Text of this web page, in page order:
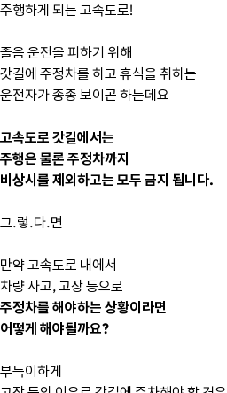
주행하게 되는 고속도로!
졸음 운전을 피하기 위해
갓길에 주정차를 하고 휴식을 취하는
운전자가 종종 보이곤 하는데요
고속도로 갓길에서는
주행은 물론 주정차까지
비상시를 제외하고는 모두 금지 됩니다.
그.렇.다.면
만약 고속도로 내에서
차량 사고, 고장 등으로
주정차를 해야하는 상황이라면
어떻게 해야될까요?
부득이하게